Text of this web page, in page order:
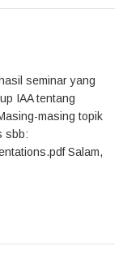
seminar yang
IAA tentang
masing topik
sbb:
Salam,